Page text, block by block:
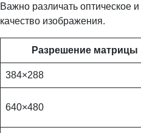
Важно различать оптическое
качество изображения.
Разрешение матрицы
384×288
640×480